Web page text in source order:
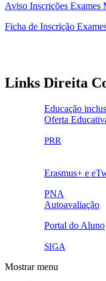
Aviso Inscrições
Ficha de Inscrição
Links Direita
Educação
oferta_edu.png
Oferta
PRR
ue.png.png
Erasmus+ e
pna.png
PNA
eye-
Autoavaliação
link4.png
Portal do Aluno
SIGA
Mostrar menu